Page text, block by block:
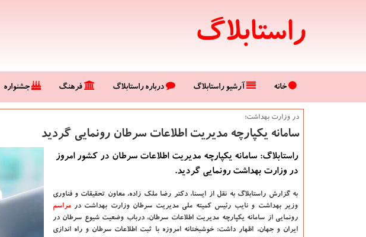
راستابلاگ
خانه آرشیو راستابلاگ درباره راستابلاگ فرهنگ جشنواره
در وزارت بهداشت؛
سامانه یكپارچه مدیریت اطلاعات سرطان رونمایی گردید
راستابلاگ: سامانه یكپارچه مدیریت اطلاعات سرطان در كشور امروز
در وزارت بهداشت رونمایی گردید.
به گزارش راستابلاگ به نقل از ایسنا، دکتر رضا ملک زاده، معاون تحقیقات و فناوری
وزیر بهداشت و نایب رئیس کمیته ملی مدیریت سرطان وزارت بهداشت درمراسم
رونمایی از سامانه یکپارچه مدیریت اطلاعات سرطان، درباب وضعیت شیوع سرطان در
ایران و جهان، اظهار داشت: خوشبختانه امروزه با ثبت اطلاعات سرطان و راه اندازی